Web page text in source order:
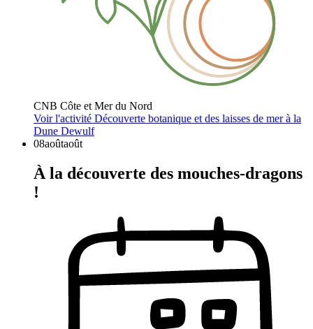
CNB Côte et Mer du Nord
Voir l'activité Découverte botanique et des laisses de mer à la
Dune Dewulf
08aoûtaoût
À la découverte des mouches-dragons
!